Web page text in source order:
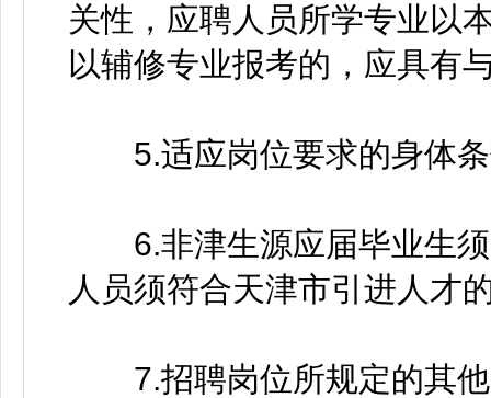
关性，应聘人员所学专业以
以辅修专业报考的，应具有
5.适应岗位要求的身体条
6.非津生源应届毕业生须
人员须符合天津市引进人才
7.招聘岗位所规定的其他